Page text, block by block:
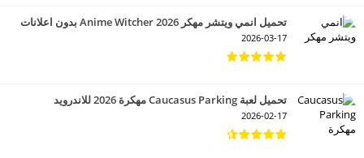
تحميل انمي ويتشر مهكر 2026 Anime Witcher بدون اعلانات
2026-03-17
تحميل لعبة Caucasus Parking مهكرة 2026 للاندرويد
2026-02-17